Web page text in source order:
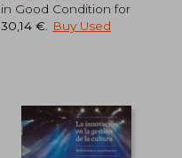
in Good Condition for
30,14 €
Buy Used